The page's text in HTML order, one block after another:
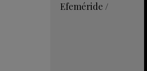
Efeméride /